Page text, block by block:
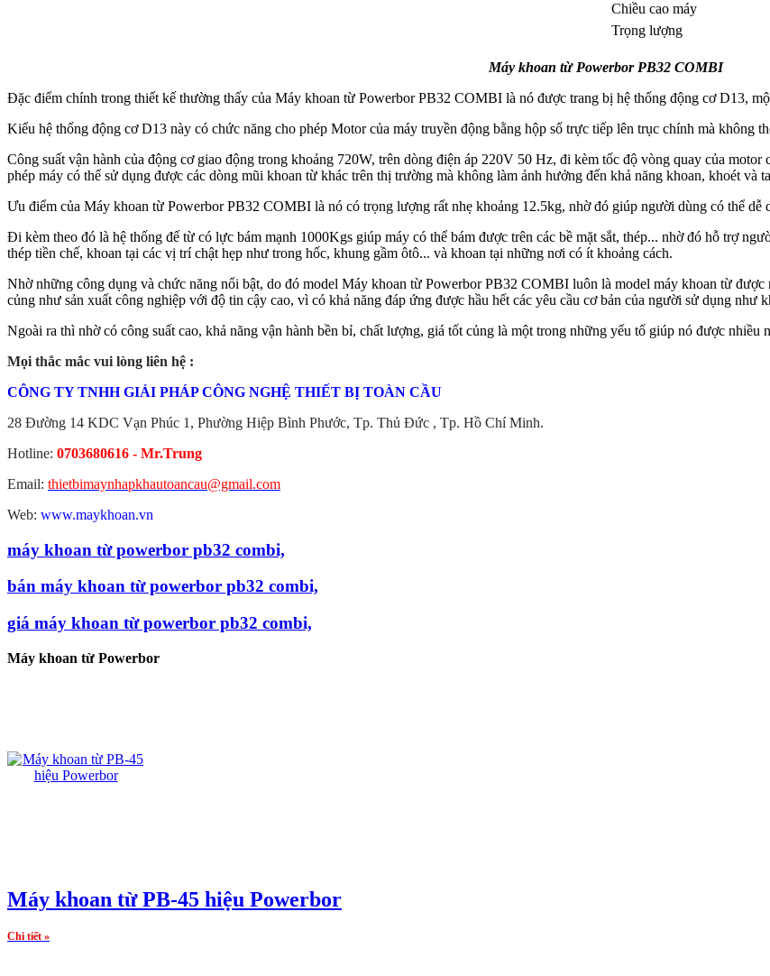
Chiều cao máy
Trọng lượng
Máy khoan từ Powerbor PB32 COMBI
Đặc điểm chính trong thiết kế thường thấy của Máy khoan từ Powerbor PB32 COMBI là nó được trang bị hệ thống động cơ D13,
Kiểu hệ thống động cơ D13 này có chức năng cho phép Motor của máy truyền động bằng hộp số trực tiếp lên trục chính mà không
Công suất vận hành của động cơ giao động trong khoảng 720W, trên dòng điện áp 220V 50 Hz, đi kèm tốc độ vòng quay của
phép máy có thể sử dụng được các dòng mũi khoan từ khác trên thị trường mà không làm ảnh hưởng đến khả năng khoan, khoét và
Ưu điểm của Máy khoan từ Powerbor PB32 COMBI là nó có trọng lượng rất nhẹ khoảng 12.5kg, nhờ đó giúp người dùng có thể
Đi kèm theo đó là hệ thống đế từ có lực bám mạnh 1000Kgs giúp máy có thể bám được trên các bề mặt sắt, thép... nhờ đó hỗ trợ
thép tiền chế, khoan tại các vị trí chật hẹp như trong hốc, khung gầm ôtô... và khoan tại những nơi có ít khoảng cách.
Nhờ những công dụng và chức năng nổi bật, do đó model Máy khoan từ Powerbor PB32 COMBI luôn là model máy khoan từ
củng như sản xuất công nghiệp với độ tin cậy cao, vì có khả năng đáp ứng được hầu hết các yêu cầu cơ bản của người sử dụng như
Ngoài ra thì nhờ có công suất cao, khả năng vận hành bền bỉ, chất lượng, giá tốt củng là một trong những yếu tố giúp nó được
Mọi thắc mắc vui lòng liên hệ :
CÔNG TY TNHH GIẢI PHÁP CÔNG NGHỆ THIẾT BỊ TOÀN CẦU
28 Đường 14 KDC Vạn Phúc 1, Phường Hiệp Bình Phước, Tp. Thủ Đức , Tp. Hồ Chí Minh.
Hotline: 0703680616 - Mr.Trung
Email: thietbimaynhapkhautoancau@gmail.com
Web: www.maykhoan.vn
máy khoan từ powerbor pb32 combi,
bán máy khoan từ powerbor pb32 combi,
giá máy khoan từ powerbor pb32 combi,
Máy khoan từ Powerbor
Máy khoan từ PB-45 hiệu Powerbor
Chi tiết »